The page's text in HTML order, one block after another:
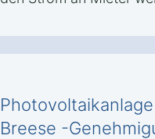
Breese -